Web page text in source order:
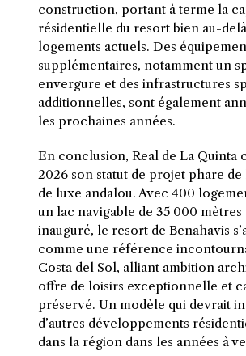
construction, portant à terme la
résidentielle du resort bien au-
logements actuels. Des
supplémentaires, notamment un
envergure et des infrastructures
additionnelles, sont également
les prochaines années.
En conclusion, Real de La Quinta
2026 son statut de projet phare
de luxe andalou. Avec 400
un lac navigable de 35 000 mètres
inauguré, le resort de Benahavis
comme une référence
Costa del Sol, alliant ambition
offre de loisirs exceptionnelle et
préservé. Un modèle qui devrait
d’autres développements
dans la région dans les années à